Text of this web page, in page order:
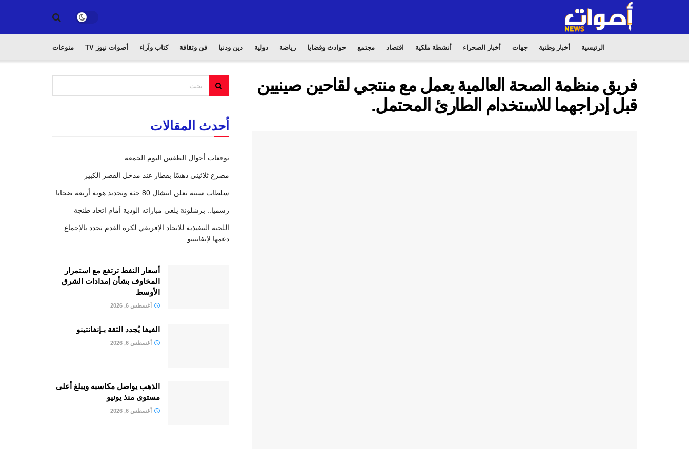
الرئيسية أخبار وطنية جهات أخبار الصحراء أنشطة ملكية اقتصاد مجتمع حوادث وقضايا رياضة دولية دين ودنيا فن وثقافة كتاب وآراء أصوات نيوز TV منوعات
فريق منظمة الصحة العالمية يعمل مع منتجي لقاحين صينيين
قبل إدراجهما للاستخدام الطارئ المحتمل.
أحدث المقالات
توقعات أحوال الطقس اليوم الجمعة
مصرع ثلاثيني دهسًا بقطار عند مدخل القصر الكبير
سلطات سبتة تعلن انتشال 80 جثة وتحديد هوية أربعة ضحايا
رسميا.. برشلونة يلغي مباراته الودية أمام اتحاد طنجة
اللجنة التنفيذية للاتحاد الإفريقي لكرة القدم تجدد بالإجماع
دعمها لإنفانتينو
أسعار النفط ترتفع مع استمرار
المخاوف بشأن إمدادات الشرق
الأوسط
أغسطس 6, 2026
الفيفا يُجدد الثقة بـإنفانتينو
أغسطس 6, 2026
الذهب يواصل مكاسبه ويبلغ أعلى
مستوى منذ يونيو
أغسطس 6, 2026